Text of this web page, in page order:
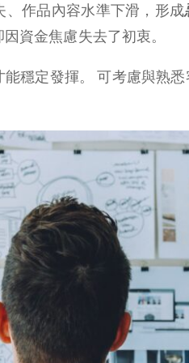
、作品內容水準下滑，形成
資金焦慮失去了初衷。
穩定發揮。 可考慮與熟